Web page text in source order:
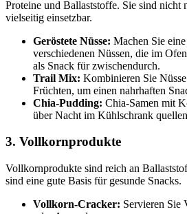
Proteine und Ballaststoffe. Sie sind nicht
vielseitig einsetzbar.
Geröstete Nüsse: Machen Sie
verschiedenen Nüssen, die im
als Snack für zwischendurch.
Trail Mix: Kombinieren Sie
Früchten, um einen nahrhaften
Chia-Pudding: Chia-Samen mit
über Nacht im Kühlschrank
3. Vollkornprodukte
Vollkornprodukte sind reich an
sind eine gute Basis für gesunde Snacks.
Vollkorn-Cracker: Servieren Sie